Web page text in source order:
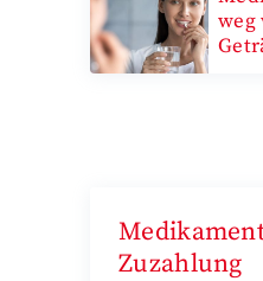
weg
Zuzahlung